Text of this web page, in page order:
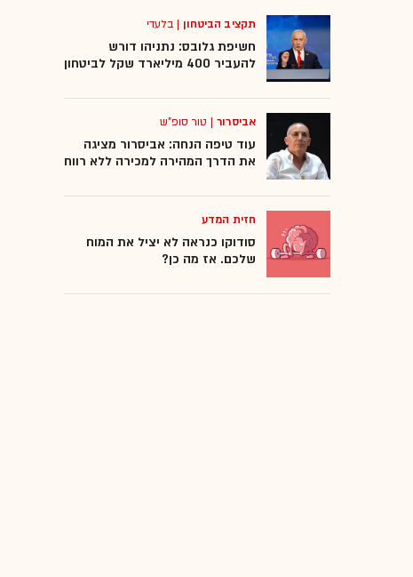
ידועים בציבור
מחיר למשתכן
פיצויים
תקציב הביטחון |בלעדי
חשיפת גלובס: נתניהו דורש
להעביר 400 מיליארד שקל לביטחון
אביסרור| טור סופ"ש
עוד טיפה הנחה: אביסרור מציגה
את הדרך המהירה למכירה ללא רווח
חזית המדע
סודוקו כנראה לא יציל את המוח
שלכם. אז מה כן?